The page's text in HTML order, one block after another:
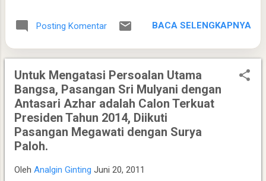
hidup acapkali membawa kita pada persimpangan antara
meragukan pemeliharaan Allah atau mempercayai-Nya
secara total. Melalui perikop Kejadian 22:1-14, kita diajak
untuk melihat bagaimana iman diuji dalam ketaatan yang
paling nyata, hingga kita menyaksikan sendiri bahwa Dia
adalah Allah yang senantiasa menyediakan ( Jehovah Jireh ).
​ FAKTA ​ Ujian Ketaatan: Allah menguji Abraham dengan
memerintahkannya mempersembahkan Ishak, anak tunggal
yang sangat dikasihinya, sebagai korban bakaran di tanah
Moria. ​ Ketaatan Tanpa Menunda: Abraham bangun pagi-
bujang, dan Ishak), serta langsung berangkat menuju tempat
Posting Komentar BACA SELENGKAPNYA
Untuk Mengatasi Persoalan Utama
Bangsa, Pasangan Sri Mulyani dengan
Antasari Azhar adalah Calon Terkuat
Presiden Tahun 2014, Diikuti
Pasangan Megawati dengan Surya
Paloh.
Oleh Analgin Ginting Juni 20, 2011